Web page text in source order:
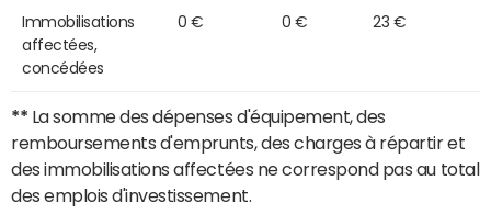
Immobilisations
affectées,
concédées
0 € 0 € 23 €
** La somme des dépenses d'équipement, des
remboursements d'emprunts, des charges à répartir et
des immobilisations affectées ne correspond pas au total
des emplois d'investissement.